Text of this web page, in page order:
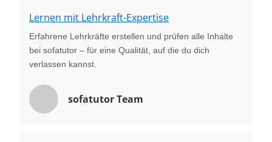
Lernen mit Lehrkraft-Expertise
Erfahrene Lehrkräfte erstellen und prüfen alle Inhalte
bei sofatutor – für eine Qualität, auf die du dich
verlassen kannst.
sofatutor Team